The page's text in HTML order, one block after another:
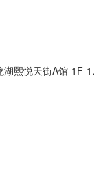
天街A馆-1F-15号商铺